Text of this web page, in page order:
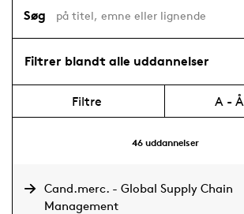
Filtrer blandt alle uddannelser
Søg
Filtre A - Å
46 uddannelser
Cand.merc. - Global Supply Chain
Management